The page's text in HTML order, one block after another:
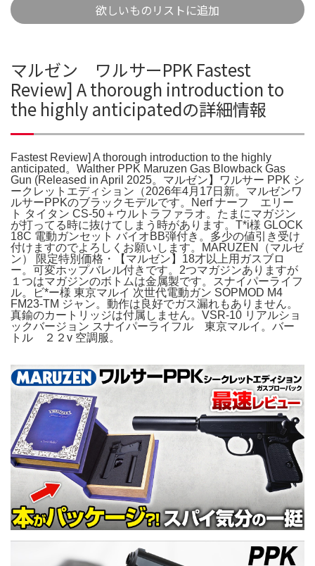
欲しいものリストに追加
マルゼン ワルサーPPK Fastest
Review] A thorough introduction to
the highly anticipatedの詳細情報
Fastest Review] A thorough introduction to the highly
anticipated。Walther PPK Maruzen Gas Blowback Gas
Gun (Released in April 2025。マルゼン】ワルサー PPK シ
ークレットエディション（2026年4月17日新。マルゼンワ
ルサーPPKのブラックモデルです。Nerf ナーフ エリー
ト タイタン CS-50＋ウルトラファラオ。たまにマガジン
が打ってる時に抜けてしまう時があります。T*i様 GLOCK
18C 電動ガンセット バイオBB弾付き。多少の値引き受け
付けますのでよろしくお願いします。MARUZEN（マルゼ
ン） 限定特別価格・【マルゼン】18才以上用ガスブロ
ー。可変ホップバレル付きです。2つマガジンありますが
１つはマガジンのボトムは金属製です。スナイパーライフ
ル。ビ*ー様 東京マルイ 次世代電動ガン SOPMOD M4
FM23-TM ジャン。動作は良好でガス漏れもありません。
真鍮のカートリッジは付属しません。VSR-10 リアルショ
ックバージョン スナイパーライフル 東京マルイ。バー
トル ２２v 空調服。